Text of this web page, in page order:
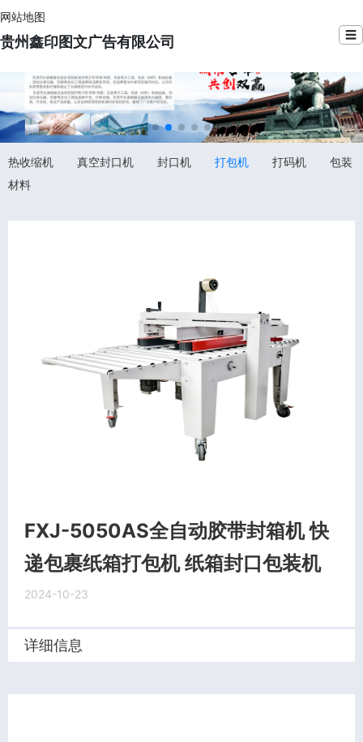
网站地图
贵州鑫印图文广告有限公司 ☰
热收缩机 真空封口机 封口机 打包机 打码机
包装
材料
FXJ-5050AS全自动胶带封箱机 快
递包裹纸箱打包机 纸箱封口包装机
2024-10-23
详细信息